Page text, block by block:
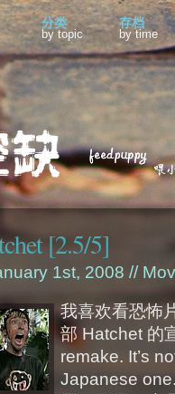
分类
by topic
存档
by time
[2.5/5]
1st, 2008 //
我喜欢看恐怖
部 Hatchet 的
remake. It’s
Japanese